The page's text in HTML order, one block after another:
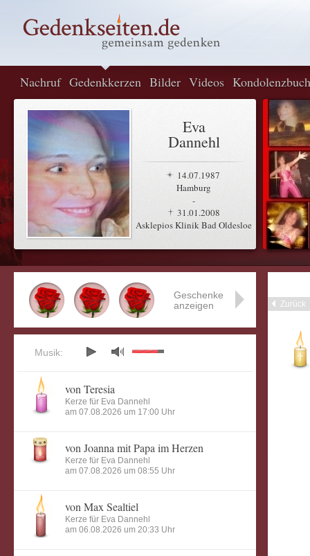
Nachruf Gedenkkerzen Bilder Videos Kondolenzbuch
Eva
Dannehl
14.07.1987
Hamburg
-
31.01.2008
Asklepios Klinik Bad Oldesloe
Zurück
Geschenke
anzeigen
Musik:
von Teresia
Kerze für Eva Dannehl
am 07.08.2026 um 17:00 Uhr
von Joanna mit Papa im Herzen
Kerze für Eva Dannehl
am 07.08.2026 um 08:55 Uhr
von Max Sealtiel
Kerze für Eva Dannehl
am 06.08.2026 um 20:33 Uhr